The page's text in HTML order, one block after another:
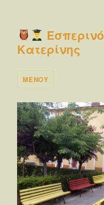
Κατερίνης
ΜΕΝΟΎ